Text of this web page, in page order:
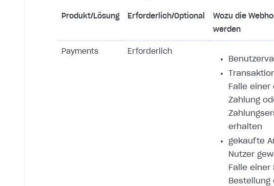
Produkt/Lösung Erforderlich/Optional
Wozu die
werden
Payments Erforderlich
Falle einer
Zahlung
erhalten
gekaufte
Nutzer
Falle einer
Bestellung